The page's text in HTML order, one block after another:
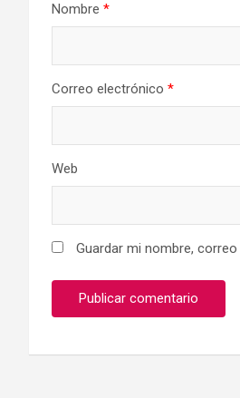
Nombre *
Correo electrónico *
Web
Guardar mi nombre,